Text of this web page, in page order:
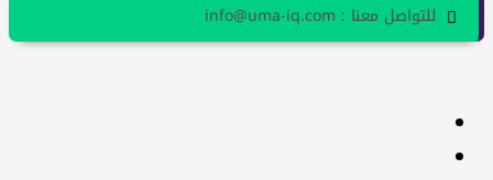
للتواصل معنا : info@uma-iq.com
facebook
Twitter